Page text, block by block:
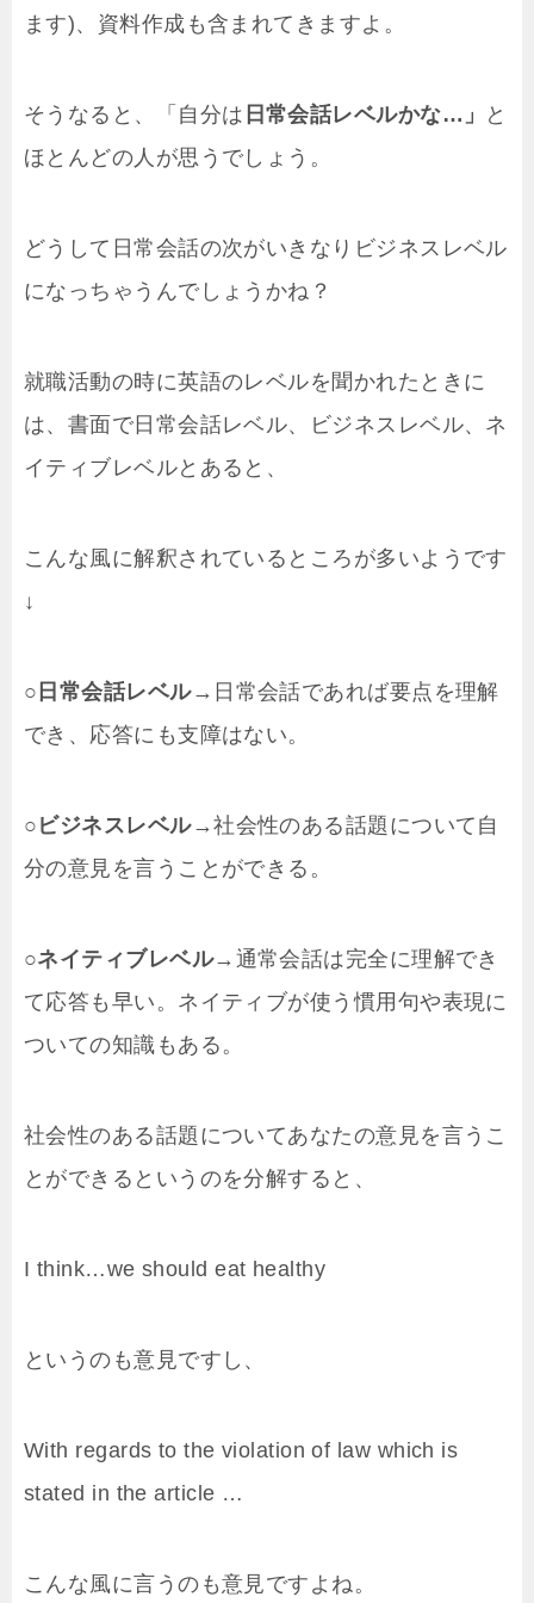
ます)、資料作成も含まれてきますよ。
そうなると、「自分は 日常会話レベルかな…」
と
ほとんどの人が思うでしょう。
どうして日常会話の次がいきなりビジネスレベル
になっちゃうんでしょうかね？
就職活動の時に英語のレベルを聞かれたときに
は、書面で日常会話レベル、ビジネスレベル、ネ
イティブレベルとあると、
こんな風に解釈されているところが多いようです
↓
○日常会話レベル→日常会話であれば要点を理解
でき、応答にも支障はない。
○ビジネスレベル→社会性のある話題について自
分の意見を言うことができる。
○ネイティブレベル→通常会話は完全に理解でき
て応答も早い。ネイティブが使う慣用句や表現に
ついての知識もある。
社会性のある話題についてあなたの意見を言うこ
とができるというのを分解すると、
I think…we should eat healthy
というのも意見ですし、
With regards to the violation of law which is
stated in the article …
こんな風に言うのも意見ですよね。